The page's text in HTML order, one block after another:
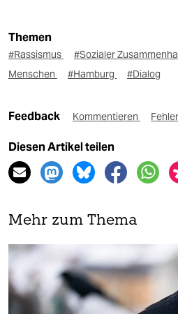
Themen
#Rassismus #Sozialer
Menschen
#Hamburg #Dialog
Feedback Kommentieren
Diesen Artikel teilen
Mehr zum Thema